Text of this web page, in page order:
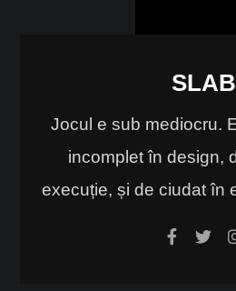
SLAB
Jocul e sub mediocru.
incomplet în design,
execuție, și de ciudat în